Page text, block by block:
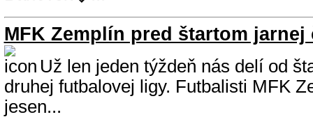
MFK Zemplín pred štartom jarnej
Už len jeden týždeň nás delí od
druhej futbalovej ligy. Futbalisti MFK
jesen...